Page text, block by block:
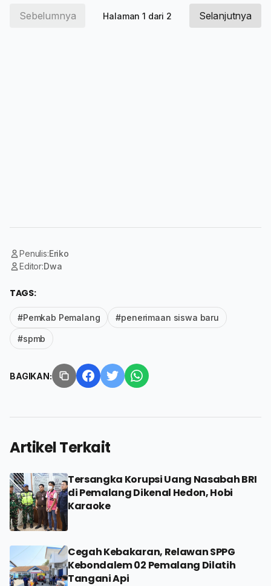
Sebelumnya Halaman 1 dari 2 Selanjutnya
Penulis:Eriko
Editor:Dwa
TAGS:
#Pemkab Pemalang #penerimaan siswa baru
#spmb
BAGIKAN:
Artikel Terkait
Tersangka Korupsi Uang Nasabah BRI
di Pemalang Dikenal Hedon, Hobi
Karaoke
Cegah Kebakaran, Relawan SPPG
Kebondalem 02 Pemalang Dilatih
Tangani Api